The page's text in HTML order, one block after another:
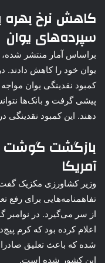
کاهش نرخ بهره
سپرده‌های یوان
کمبود نقدینگی یوان
پیشی گرفت و بانک‌ها
دهند. این کمبود نقدینگی
بازگشت گوشت
آمریکا
وزیر کشاورزی مکزیک
تفاهمنامه‌هایی برای
از سر می‌گیرد. در نوامبر
اعلام کرده بود که کرم
شده که باعث تعلیق
این کشور شده است.